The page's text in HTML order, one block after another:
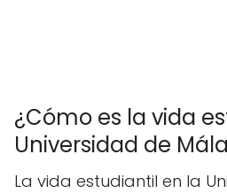
¿Cómo es la vida
Universidad de
La vida estudiantil en la